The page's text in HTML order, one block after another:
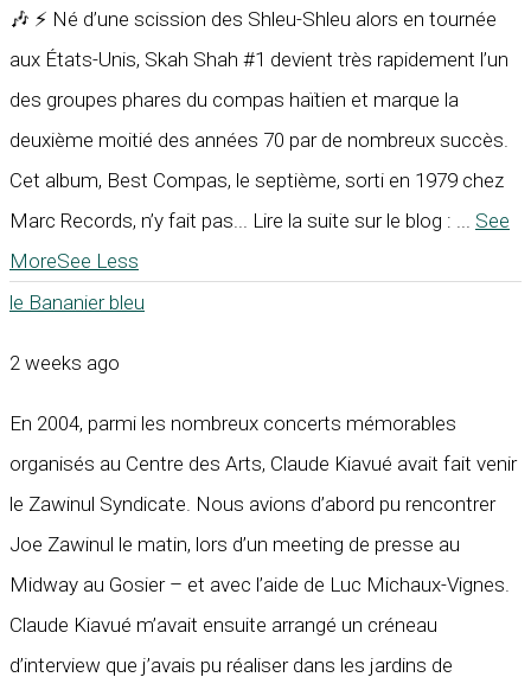
🎶 ⚡ Né d’une scission des Shleu-Shleu alors en tournée
aux États-Unis, Skah Shah #1 devient très rapidement l’un
des groupes phares du compas haïtien et marque la
deuxième moitié des années 70 par de nombreux succès.
Cet album, Best Compas, le septième, sorti en 1979 chez
Marc Records, n’y fait pas... Lire la suite sur le blog :
See
MoreSee Less
le Bananier bleu
2 weeks ago
En 2004, parmi les nombreux concerts mémorables
organisés au Centre des Arts, Claude Kiavué avait fait venir
le Zawinul Syndicate. Nous avions d’abord pu rencontrer
Joe Zawinul le matin, lors d’un meeting de presse au
Midway au Gosier – et avec l’aide de Luc Michaux-Vignes.
Claude Kiavué m’avait ensuite arrangé un créneau
d’interview que j’avais pu réaliser dans les jardins de